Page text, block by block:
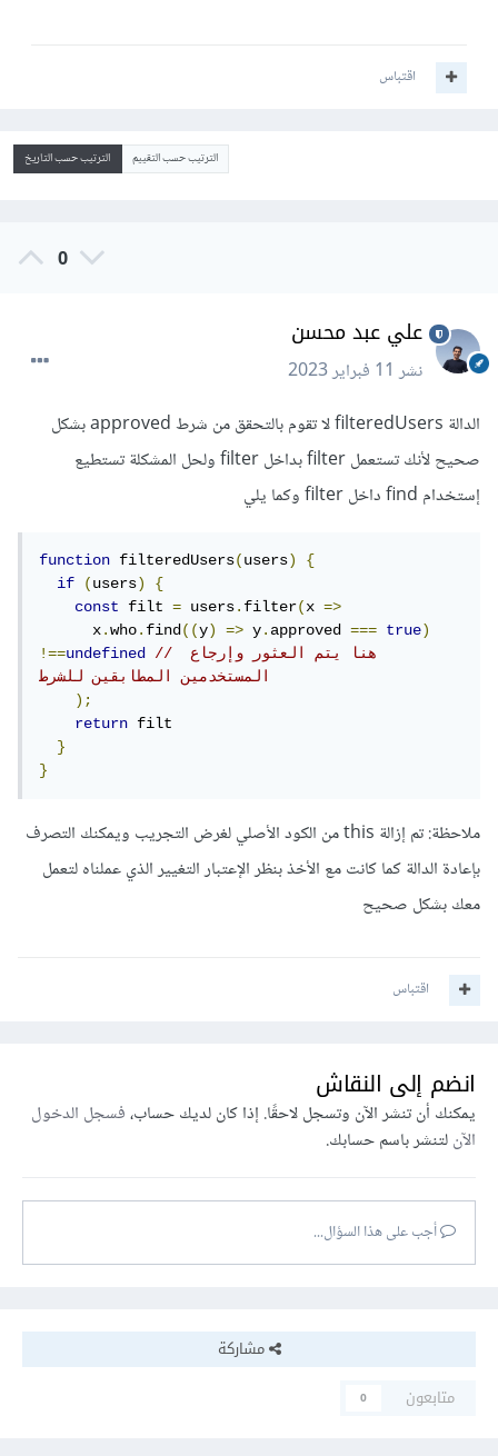
اقتباس
الترتيب حسب التقييم الترتيب حسب التاريخ
0
علي عبد محسن
نشر11 فبراير 2023
الدالة filteredUsers لا تقوم بالتحقق من شرط approved بشكل
صحيح لأنك تستعمل filter بداخل filter ولحل المشكلة تستطيع
إستخدام find داخل filter وكما يلي
function filteredUsers(users)
{
if
(users)
{
const
filt = users.filter(x =>
      x
.who.find((y) => y.approved === true)
!==undefined
// هنا يتم العثور وإرجاع
المستخدمين المطابقين للشرط
);
return filt
}
}
ملاحظة: تم إزالة this من الكود الأصلي لغرض التجريب ويمكنك التصرف
بإعادة الدالة كما كانت مع الأخذ بنظر الإعتبار التغيير الذي عملناه لتعمل
معك بشكل صحيح
اقتباس
انضم إلى النقاش
يمكنك أن تنشر الآن وتسجل لاحقًا. إذا كان لديك حساب،فسجل الدخول
الآنلتنشر باسم حسابك.
أجب على هذا السؤال...
مشاركة
متابعون
0